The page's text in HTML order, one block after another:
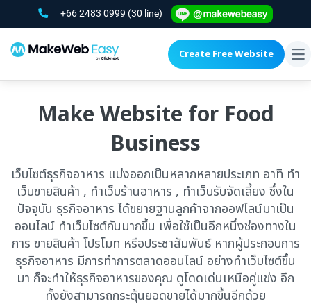
+66 2483 0999 (30 line)
Create Free Website
Make Website for Food
Business
เว็บไซต์ธุรกิจอาหาร แบ่งออกเป็นหลากหลายประเภท อาทิ ทำ
เว็บขายสินค้า , ทำเว็บร้านอาหาร , ทำเว็บรับจัดเลี้ยง ซึ่งใน
ปัจจุบัน ธุรกิจอาหาร ได้ขยายฐานลูกค้าจากออฟไลน์มาเป็น
ออนไลน์ ทำเว็บไซต์กันมากขึ้น เพื่อใช้เป็นอีกหนึ่งช่องทางใน
การ ขายสินค้า โปรโมท หรือประชาสัมพันธ์ หากผู้ประกอบการ
ธุรกิจอาหาร มีการทำการตลาดออนไลน์ อย่างทำเว็บไซต์ขึ้น
มา ก็จะทำให้ธุรกิจอาหารของคุณ ดูโดดเด่นเหนือคู่แข่ง อีก
ทั้งยังสามารถกระตุ้นยอดขายได้มากขึ้นอีกด้วย